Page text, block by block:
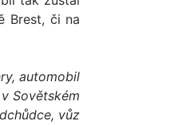
Brest, či na
automobil
Sovětském
vůz